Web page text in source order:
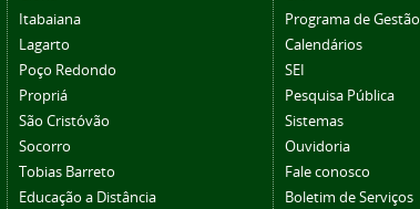
Itabaiana
Lagarto
Poço Redondo
Propriá
São Cristóvão
Socorro
Tobias Barreto
Educação a Distância
Programa de Gestão
Calendários
SEI
Pesquisa Pública
Sistemas
Ouvidoria
Fale conosco
Boletim de Serviços